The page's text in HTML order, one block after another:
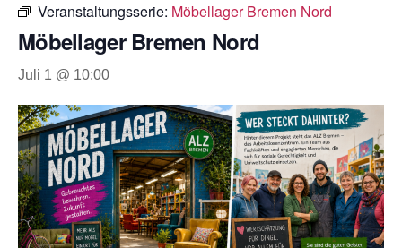
Veranstaltungsserie: Möbellager Bremen Nord
Möbellager Bremen Nord
Juli 1 @ 10:00